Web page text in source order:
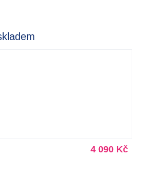
4 090 Kč